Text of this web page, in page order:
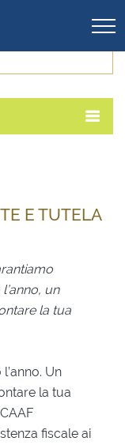
E TUTELA
un
la tua
Un
la tua
fiscale ai